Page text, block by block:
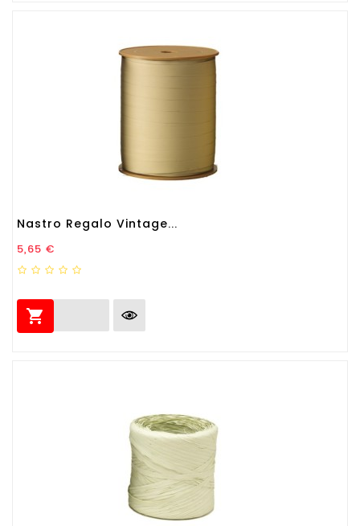
Nastro Regalo Vintage...
Prezzo
5,65 €
